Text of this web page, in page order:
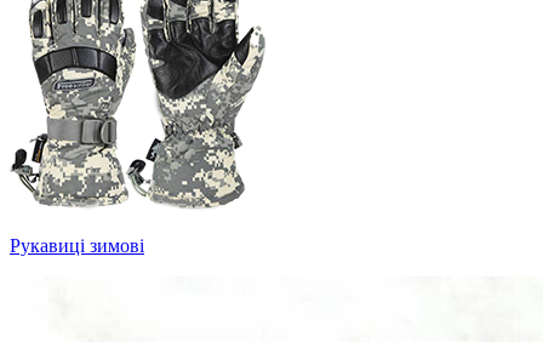
Рукавиці зимові